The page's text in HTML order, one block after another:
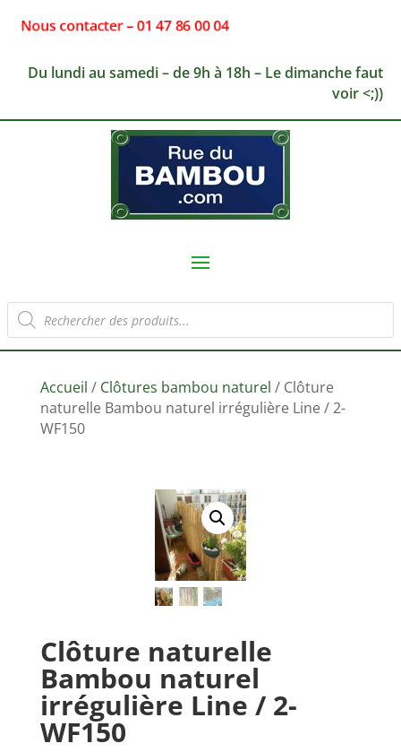
Nous contacter – 01 47 86 00 04
Du lundi au samedi – de 9h à 18h – Le dimanche faut
voir <;))
Recherche
de
produits
Accueil / Clôtures bambou naturel / Clôture
naturelle Bambou naturel irrégulière Line / 2-
WF150
Clôture naturelle
Bambou naturel
irrégulière Line / 2-
WF150